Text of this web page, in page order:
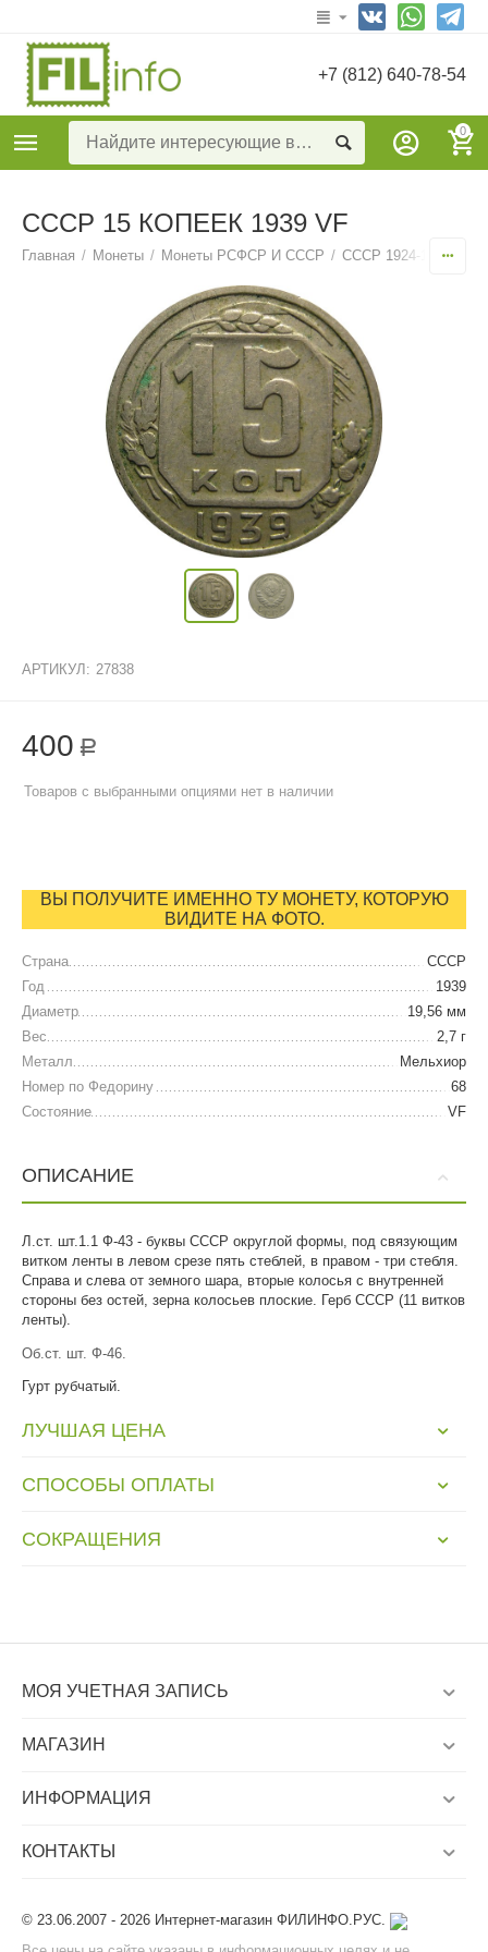
+7 (812) 640-78-54
0
СССР 15 КОПЕЕК 1939 VF
Главная / Монеты / Монеты РСФСР И СССР / СССР 1924-1957
АРТИКУЛ: 27838
400 Р
Товаров с выбранными опциями нет в наличии
ВЫ ПОЛУЧИТЕ ИМЕННО ТУ МОНЕТУ, КОТОРУЮ
ВИДИТЕ НА ФОТО.
Страна
СССР
Год
1939
Диаметр
19,56 мм
Вес
2,7 г
Металл
Мельхиор
Номер по Федорину
68
Состояние
VF
ОПИСАНИЕ
Л.ст. шт.1.1 Ф-43 - буквы СССР округлой формы, под связующим
витком ленты в левом срезе пять стеблей, в правом - три стебля.
Справа и слева от земного шара, вторые колосья с внутренней
стороны без остей, зерна колосьев плоские. Герб СССР (11 витков
ленты).
Об.ст. шт. Ф-46.
Гурт рубчатый.
ЛУЧШАЯ ЦЕНА
СПОСОБЫ ОПЛАТЫ
СОКРАЩЕНИЯ
МОЯ УЧЕТНАЯ ЗАПИСЬ
МАГАЗИН
ИНФОРМАЦИЯ
КОНТАКТЫ
© 23.06.2007 - 2026 Интернет-магазин ФИЛИНФО.РУС.